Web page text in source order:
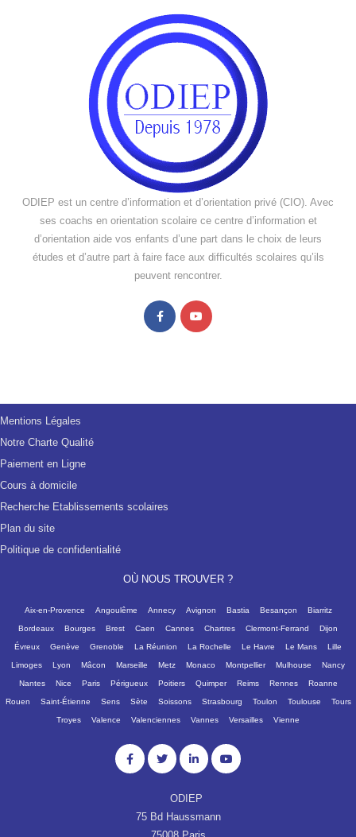
ODIEP est un centre d’information et d’orientation privé (CIO). Avec
ses coachs en orientation scolaire ce centre d’information et
d’orientation aide vos enfants d’une part dans le choix de leurs
études et d’autre part à faire face aux difficultés scolaires qu’ils
peuvent rencontrer.
Mentions Légales
Notre Charte Qualité
Paiement en Ligne
Cours à domicile
Recherche Etablissements scolaires
Plan du site
Politique de confidentialité
OÙ NOUS TROUVER ?
Aix-en-Provence Angoulême Annecy Avignon Bastia Besançon Biarritz
Bordeaux Bourges Brest Caen Cannes Chartres Clermont-Ferrand Dijon
Évreux Genève Grenoble La Réunion La Rochelle Le Havre Le Mans Lille
Limoges Lyon Mâcon Marseille Metz Monaco Montpellier Mulhouse Nancy
Nantes Nice Paris Périgueux Poitiers Quimper Reims Rennes Roanne
Rouen Saint-Étienne Sens Sète Soissons Strasbourg Toulon Toulouse Tours
Troyes Valence Valenciennes Vannes Versailles Vienne
ODIEP
75 Bd Haussmann